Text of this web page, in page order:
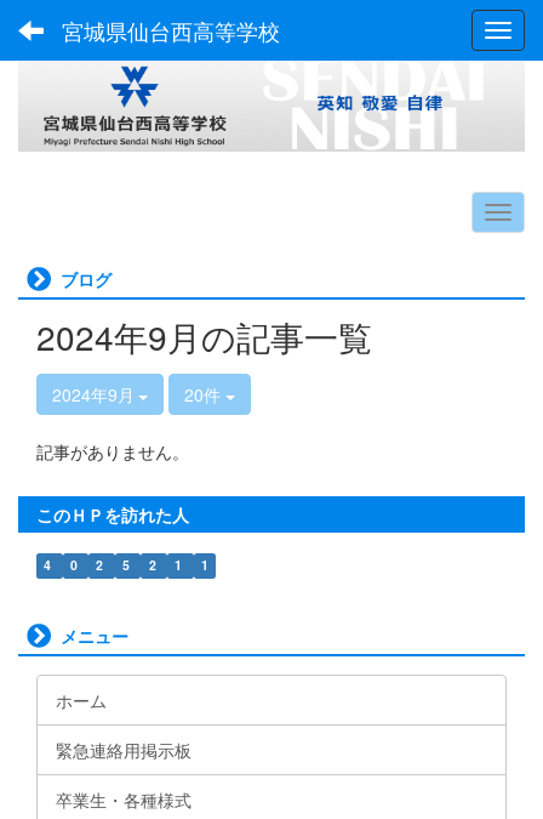
宮城県仙台西高等学校
ブログ
2024年9月の記事一覧
2024年9月 20件
記事がありません。
このＨＰを訪れた人
4 0 2 5 2 1 1
メニュー
ホーム
緊急連絡用掲示板
卒業生・各種様式